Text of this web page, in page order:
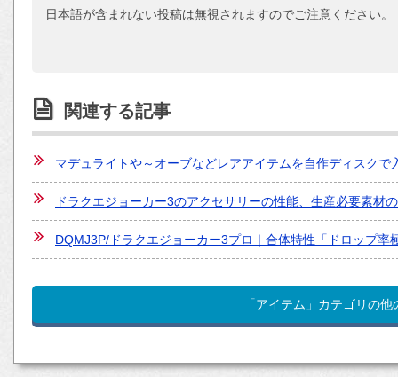
日本語が含まれない投稿は無視されますのでご注意ください
関連する記事
マデュライトや～オーブなどレアアイテムを自作ディスクで
ドラクエジョーカー3のアクセサリーの性能、生産必要素材
DQMJ3P/ドラクエジョーカー3プロ｜合体特性「ドロップ
「アイテム」カテゴリの